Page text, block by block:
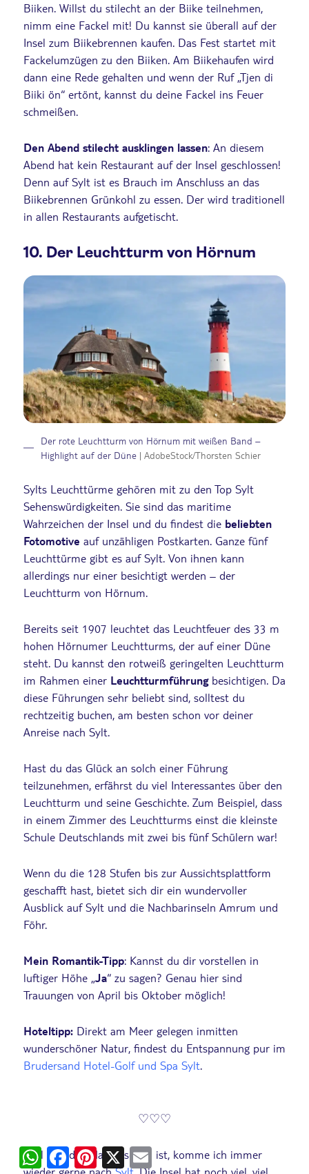
Biiken. Willst du stilecht an der Biike teilnehmen,
nimm eine Fackel mit! Du kannst sie überall auf der
Insel zum Biikebrennen kaufen. Das Fest startet mit
Fackelumzügen zu den Biiken. Am Biikehaufen wird
dann eine Rede gehalten und wenn der Ruf „Tjen di
Biiki ön“ ertönt, kannst du deine Fackel ins Feuer
schmeißen.
Den Abend stilecht ausklingen lassen: An diesem
Abend hat kein Restaurant auf der Insel geschlossen!
Denn auf Sylt ist es Brauch im Anschluss an das
Biikebrennen Grünkohl zu essen. Der wird traditionell
in allen Restaurants aufgetischt.
10. Der Leuchtturm von Hörnum
Der rote Leuchtturm von Hörnum mit weißen Band –
Highlight auf der Düne | AdobeStock/Thorsten Schier
Sylts Leuchttürme gehören mit zu den Top Sylt
Sehenswürdigkeiten. Sie sind das maritime
Wahrzeichen der Insel und du findest die beliebten
Fotomotive auf unzähligen Postkarten. Ganze fünf
Leuchttürme gibt es auf Sylt. Von ihnen kann
allerdings nur einer besichtigt werden – der
Leuchtturm von Hörnum.
Bereits seit 1907 leuchtet das Leuchtfeuer des 33 m
hohen Hörnumer Leuchtturms, der auf einer Düne
steht. Du kannst den rotweiß geringelten Leuchtturm
im Rahmen einer Leuchtturmführungbesichtigen. Da
diese Führungen sehr beliebt sind, solltest du
rechtzeitig buchen, am besten schon vor deiner
Anreise nach Sylt.
Hast du das Glück an solch einer Führung
teilzunehmen, erfährst du viel Interessantes über den
Leuchtturm und seine Geschichte. Zum Beispiel, dass
in einem Zimmer des Leuchtturms einst die kleinste
Schule Deutschlands mit zwei bis fünf Schülern war!
Wenn du die 128 Stufen bis zur Aussichtsplattform
geschafft hast, bietet sich dir ein wundervoller
Ausblick auf Sylt und die Nachbarinseln Amrum und
Föhr.
Mein Romantik-Tipp: Kannst du dir vorstellen in
luftiger Höhe „Ja“ zu sagen? Genau hier sind
Trauungen von April bis Oktober möglich!
Hoteltipp: Direkt am Meer gelegen inmitten
wunderschöner Natur, findest du Entspannung pur im
Brudersand Hotel-Golf und Spa Sylt.
♡♡♡
Weil es jedes Mal so schön ist, komme ich immer
WhatsAppFacebookPinterest
X Email